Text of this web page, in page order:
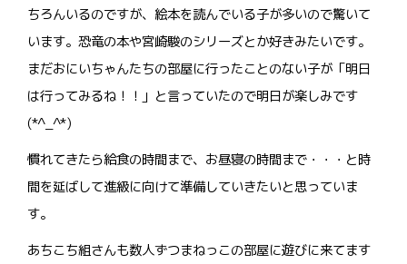
ちろんいるのですが、絵本を読んでいる子が多いので驚いて
います。恐竜の本や宮崎駿のシリーズとか好きみたいです。
まだおにいちゃんたちの部屋に行ったことのない子が「明日
は行ってみるね！！」と言っていたので明日が楽しみです
(*^_^*)
慣れてきたら給食の時間まで、お昼寝の時間まで・・・と時
間を延ばして進級に向けて準備していきたいと思っていま
す。
あちこち組さんも数人ずつまねっこの部屋に遊びに来てます